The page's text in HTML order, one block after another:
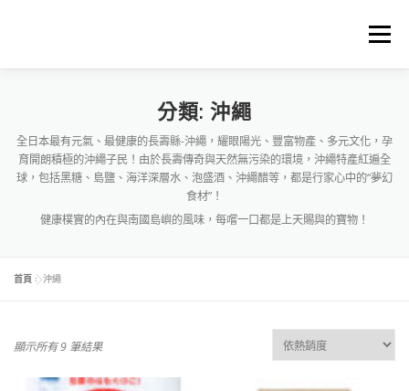
選單
關於中琉物產 代理進口品牌
料理食譜下載 商品料理BLOG 購物車
分類: 沖繩
全日本最有元氣、最健康的長壽縣-沖繩，耀眼陽光、豐富物產、多元文化，孕
育開朗積極的沖繩子民！由於長壽傳奇與天然無污染的環境，沖繩特產紅遍全
球，包括黑糖、島鹽、海洋深層水、泡盛酒、沖繩醋等，都是行家心中的“夢幻
食材”！
健康樸實的內在與南國島嶼的風味，每嚐一口都是上天賜與的寶物！
首頁 »沖繩
顯示所有 9 筆結果依
銷